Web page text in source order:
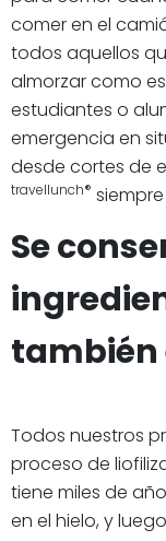
comer en el
todos aquellos
almorzar como
estudiantes o
emergencia en
desde cortes de
travellunch®
Se
también
Todos nuestros
proceso de
tiene miles de
en el hielo, y